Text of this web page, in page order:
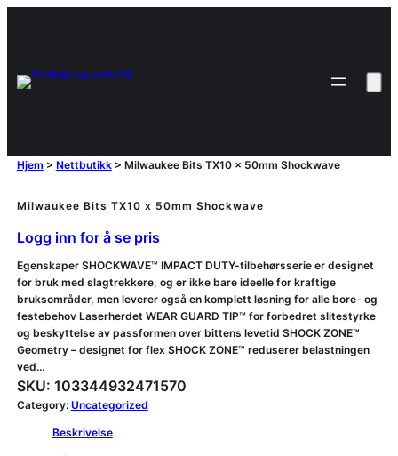
Hjem > Nettbutikk> Milwaukee Bits TX10 x 50mm Shockwave
Milwaukee Bits TX10 x 50mm Shockwave
Logg inn for å se pris
Egenskaper SHOCKWAVE™ IMPACT DUTY-tilbehørsserie er designet
for bruk med slagtrekkere, og er ikke bare ideelle for kraftige
bruksområder, men leverer også en komplett løsning for alle bore- og
festebehov Laserherdet WEAR GUARD TIP™ for forbedret slitestyrke
og beskyttelse av passformen over bittens levetid SHOCK ZONE™
Geometry – designet for flex SHOCK ZONE™ reduserer belastningen
ved…
SKU: 103344932471570
Category: Uncategorized
Beskrivelse